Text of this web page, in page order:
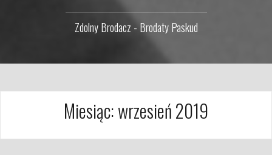
Zdolny Brodacz - Brodaty Paskud
Miesiąc:wrzesień 2019